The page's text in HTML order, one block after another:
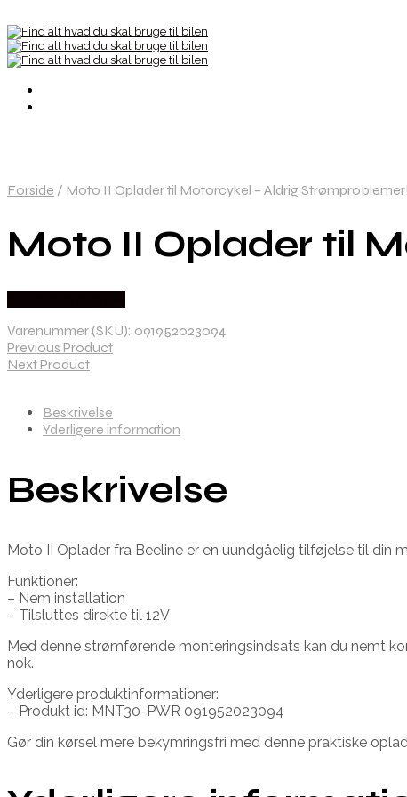
Forside / Moto II Oplader til Motorcykel – Aldrig Strømproblemer!
Moto II Oplader til
Varenummer (SKU): 091952023094
Previous Product
Next Product
Beskrivelse
Yderligere information
Beskrivelse
Moto II Oplader fra Beeline er en uundgåelig tilføjelse til din
Funktioner:
– Nem installation
– Tilsluttes direkte til 12V
Med denne strømførende monteringsindsats kan du nemt
nok.
Yderligere produktinformationer:
– Produkt id: MNT30-PWR 091952023094
Gør din kørsel mere bekymringsfri med denne praktiske